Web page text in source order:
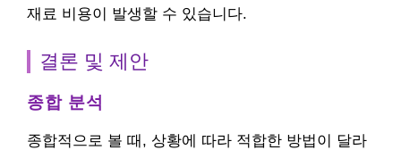
재료 비용이 발생할 수 있습니다.
결론 및 제안
종합 분석
종합적으로 볼 때, 상황에 따라 적합한 방법이 달라